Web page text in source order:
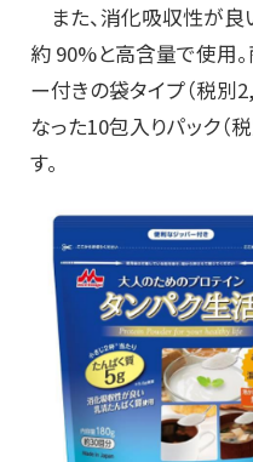
また、消化吸収性が良
約 90%と高含量で使用
ー付きの袋タイプ（税別
なった10包入りパック（
す。